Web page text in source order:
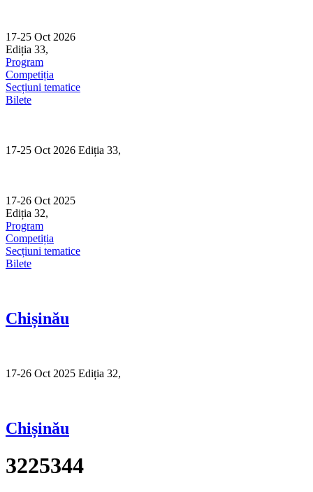
content
17-25 Oct 2026
Ediția 33,
Program
Competiția
Secțiuni tematice
Bilete
17-25 Oct 2026 Ediția 33,
17-26 Oct 2025
Ediția 32,
Program
Competiția
Secțiuni tematice
Bilete
Chișinău
17-26 Oct 2025 Ediția 32,
Chișinău
3225344